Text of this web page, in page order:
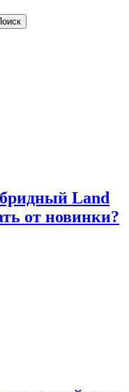
Land
от новинки?